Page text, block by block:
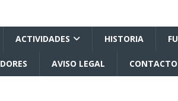
ACTIVIDADES HISTORIA
AVISO LEGAL CONTACTO